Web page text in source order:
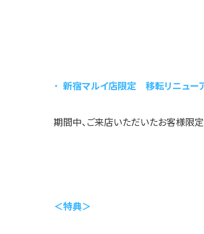
新宿マルイ店限定 移転リニュー
期間中、ご来店いただいたお客様限
＜特典＞